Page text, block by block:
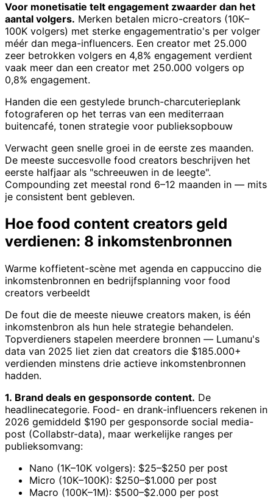
Voor monetisatie telt engagement zwaarder dan het
aantal volgers. Merken betalen micro-creators (10K–
100K volgers) met sterke engagementratio's per volger
méér dan mega-influencers. Een creator met 25.000
zeer betrokken volgers en 4,8% engagement verdient
vaak meer dan een creator met 250.000 volgers op
0,8% engagement.
Handen die een gestylede brunch-charcuterieplank
fotograferen op het terras van een mediterraan
buitencafé, tonen strategie voor publieksopbouw
Verwacht geen snelle groei in de eerste zes maanden.
De meeste succesvolle food creators beschrijven het
eerste halfjaar als "schreeuwen in de leegte".
Compounding zet meestal rond 6–12 maanden in — mits
je consistent bent gebleven.
Hoe food content creators geld
verdienen: 8 inkomstenbronnen
Warme koffietent-scène met agenda en cappuccino die
inkomstenbronnen en bedrijfsplanning voor food
creators verbeeldt
De fout die de meeste nieuwe creators maken, is één
inkomstenbron als hun hele strategie behandelen.
Topverdieners stapelen meerdere bronnen — Lumanu's
data van 2025 liet zien dat creators die $185.000+
verdienden minstens drie actieve inkomstenbronnen
hadden.
1. Brand deals en gesponsorde content. De
headlinecategorie. Food- en drank-influencers rekenen in
2026 gemiddeld $190 per gesponsorde social media-
post (Collabstr-data), maar werkelijke ranges per
publieksomvang:
Nano (1K–10K volgers): $25–$250 per post
Micro (10K–100K): $250–$1.000 per post
Macro (100K–1M): $500–$2.000 per post